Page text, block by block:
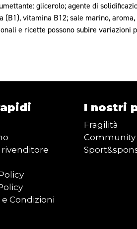
glicerolo; agente di
vitamina B12; sale marino,
e ricette possono subire variazioni
rivenditore
Condizioni
I nostri
Fragilità
Community